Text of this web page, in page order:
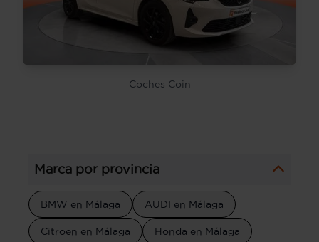
Coches Coin
Marca por provincia
BMW en Málaga AUDI en Málaga
Citroen en Málaga Honda en Málaga